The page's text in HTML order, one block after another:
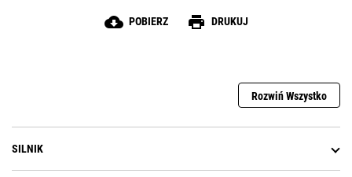
cloud_download POBIERZ print DRUKUJ
Rozwiń Wszystko
SILNIK